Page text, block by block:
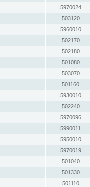
5970024
503120
5960010
502170
502180
501080
503070
501160
5930010
502240
5970096
5990011
5950010
5970019
501040
501330
501110